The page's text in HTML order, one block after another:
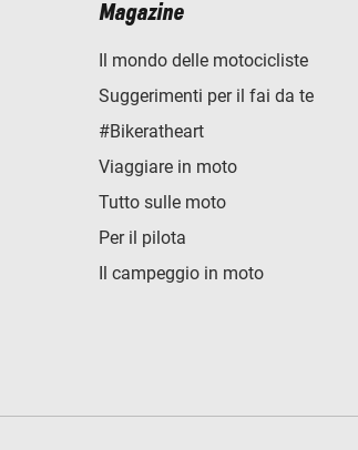
Magazine
Il mondo delle motocicliste
Suggerimenti per il fai da te
#Bikeratheart
Viaggiare in moto
Tutto sulle moto
Per il pilota
Il campeggio in moto